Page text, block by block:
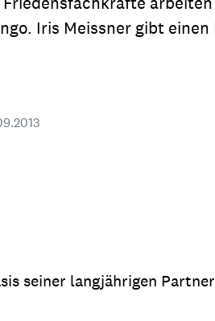
Gemeindematerial
& Konfirmation
Iris Meissner gibt
seiner langjährigen